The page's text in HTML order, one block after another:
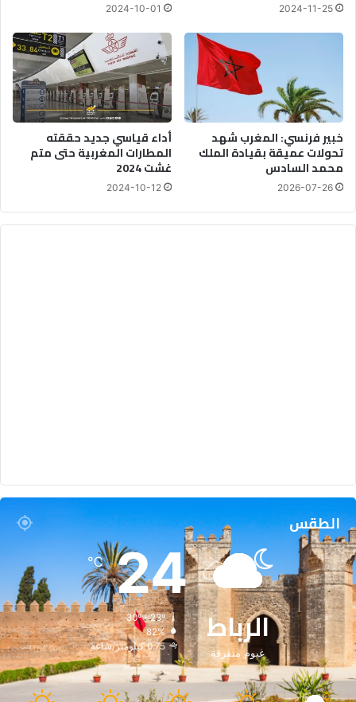
2024-11-25
2024-10-01
خبير فرنسي: المغرب شهد
تحولات عميقة بقيادة الملك
محمد السادس
2026-07-26
أداء قياسي جديد حققته
المطارات المغربية حتى متم
غشت 2024
2024-10-12
الطقس
الرباط
غيوم متفرقة
24
℃
30º - 23º
82%
0.75 كيلومتر/ساعة